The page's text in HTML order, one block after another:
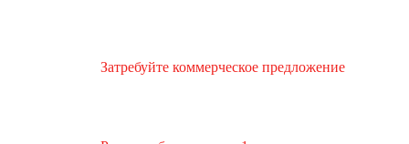
Затребуйте коммерческое предложение